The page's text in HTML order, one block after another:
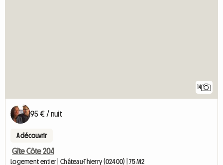
14
95 € / nuit
A découvrir
Gîte Côte 204
Logement entier | Château-Thierry (02400) | 75 M2